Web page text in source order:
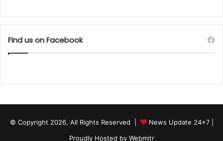
Find us on Facebook
© Copyright 2026, All Rights Reserved | News Update 24x7|
Proudly Hosted by Webmitr